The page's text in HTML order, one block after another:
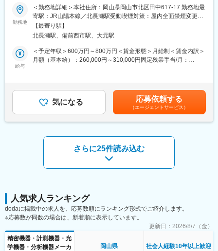
・対応人数：1現場に付き２、３名で作業します
■当社の特徴：
FA化の発展によるトータルシステムの提案や制御機器の販売を行
御盤・装置の自社設計も手掛けています。
今まで岡山にて倉敷の水島地域をはじめ、多数の工場の生産ライ
当社は今後も日本のモノづくりを支えていくべく、これまで培っ
てきたノウハウを生かし、最適なFAシステムを提供して参りま
■募集背景：
当社には世界トップクラスのシェアを誇る自社製品があります。
独自開発のプリント基板検査装置「EMMA」シリーズは世界各国
の企業からも受注をいただいており、業界内での知名度も抜群で
す。近年ではインクジェット印刷装置「CraftPix」も受注が拡大し
ています。
そこで今回、自社製品を支えてくださる【ソフトウェアエンジニ
■業務内容：
「プリント基板検査装置」や「プリント基板用インクジェット装
置」等のコントロール用ソフトウェア開発をお任せします。
「顧客が使いやすい商品であること」を意識しながら、自社製品
におけるWindowsアプリケーションウェアを作成します。顧客か
ら得た情報を開発に落とし込んだり、週に1度の会議で進捗を確認
■当ポジションの特徴：
◎異業種出身が多数活躍中です。若手からベテランまで世代を超
◎世界水準の技術開発に上流工程から携われます。
◎チーム制かつ分担して開発を進めていけます。
勤務地
＜勤務地詳細＞本社住所：岡山県岡山市北区田中617-17 勤務地最
寄駅：JR山陽本線／北長瀬駅受動喫煙対策：屋内全面禁煙変更の
範囲：会社の定める事業所
【最寄り駅】
北長瀬駅、備前西市駅、大元駅
給与
＜予定年収＞600万円～800万円＜賃金形態＞月給制＜賃金内訳＞
月額（基本給）：260,000円～310,000円固定残業手当/月：
験・能力等を考慮の上、当社規定により決定。■昇給：年1回■賞
与：年2回■決算賞与あり賃金はあくまでも目安の金額であり、選
考を通じて上下する可能性があります。月給(月額)は固定手当を含
めた表記です。
気になる 応募依頼する
（エージェントサービス）
さらに25件読み込む
人気求人ランキング
dodaに掲載中の求人を、応募数順にランキング形式でご紹介します。
※応募数が同数の場合は、新着順に表示しています。
更新日： 2026/8/7（金）
精密機器・計測機器・光
学機器・分析機器メーカ
岡山県 社会人経験10年以上歓迎